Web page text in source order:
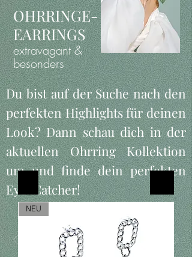
OHRRINGE-
EARRINGS
extravagant &
besonders
Du bist auf der Suche nach den
perfekten Highlights für deinen
Look? Dann schau dich in der
aktuellen Ohrring Kollektion
um und finde dein perfekten
Eye-Catcher!
NEU